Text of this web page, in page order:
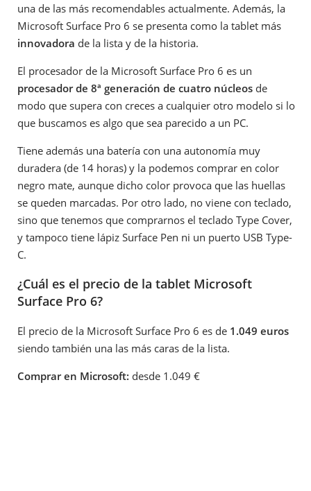
una de las más recomendables actualmente. Además, la
Microsoft Surface Pro 6 se presenta como la tablet más
innovadora de la lista y de la historia.
El procesador de la Microsoft Surface Pro 6 es un
procesador de 8ª generación de cuatro núcleos de
modo que supera con creces a cualquier otro modelo si lo
que buscamos es algo que sea parecido a un PC.
Tiene además una batería con una autonomía muy
duradera (de 14 horas) y la podemos comprar en color
negro mate, aunque dicho color provoca que las huellas
se queden marcadas. Por otro lado, no viene con teclado,
sino que tenemos que comprarnos el teclado Type Cover,
y tampoco tiene lápiz Surface Pen ni un puerto USB Type-
C.
¿Cuál es el precio de la tablet Microsoft
Surface Pro 6?
El precio de la Microsoft Surface Pro 6 es de 1.049 euros
siendo también una las más caras de la lista.
Comprar en Microsoft: desde 1.049 €